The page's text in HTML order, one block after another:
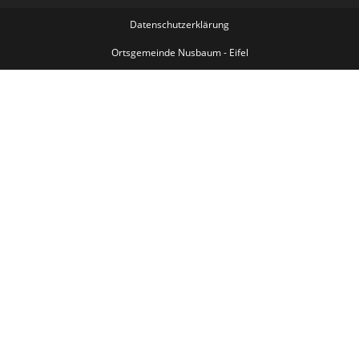
Datenschutzerklärung
Ortsgemeinde Nusbaum - Eifel